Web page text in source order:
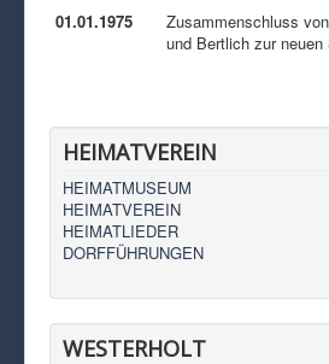
01.01.1975
Zusammenschluss
und Bertlich zur neuen
HEIMATVEREIN
HEIMATMUSEUM
HEIMATVEREIN
HEIMATLIEDER
DORFFÜHRUNGEN
WESTERHOLT